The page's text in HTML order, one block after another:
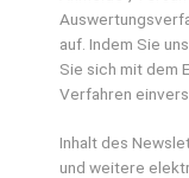
auf. Indem Sie
Sie sich mit dem
Verfahren
Inhalt des
und weitere